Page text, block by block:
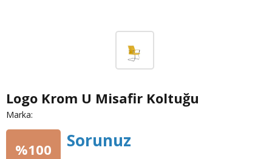
Logo Krom U Misafir Koltuğu
Marka:
%100 Sorunuz